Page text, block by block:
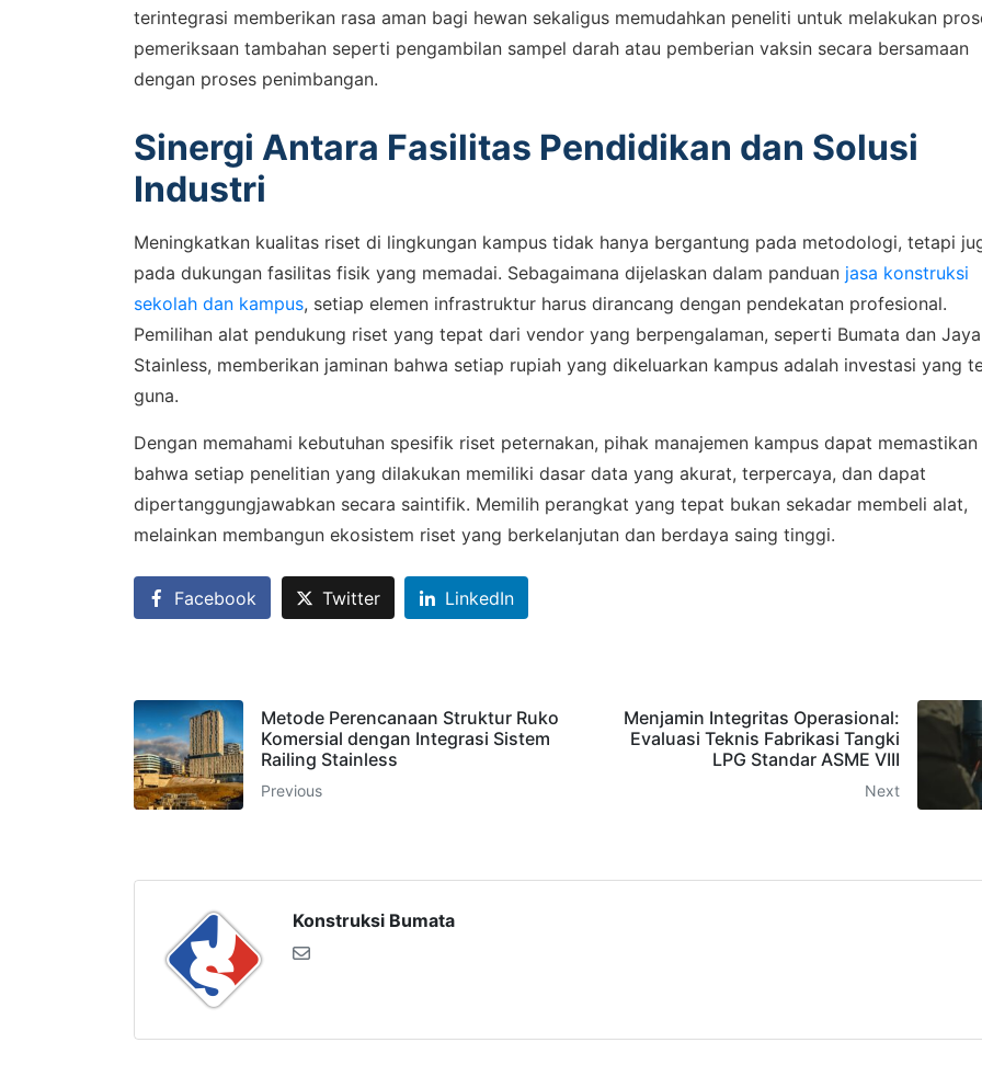
terintegrasi memberikan rasa aman bagi hewan sekaligus memudahkan peneliti untuk melakukan
pemeriksaan tambahan seperti pengambilan sampel darah atau pemberian vaksin secara bersamaan
dengan proses penimbangan.
Sinergi Antara Fasilitas Pendidikan dan Solusi
Industri
Meningkatkan kualitas riset di lingkungan kampus tidak hanya bergantung pada metodologi, tetapi
pada dukungan fasilitas fisik yang memadai. Sebagaimana dijelaskan dalam panduan jasa konstruksi
sekolah dan kampus, setiap elemen infrastruktur harus dirancang dengan pendekatan profesional.
Pemilihan alat pendukung riset yang tepat dari vendor yang berpengalaman, seperti Bumata dan Jaya
Stainless, memberikan jaminan bahwa setiap rupiah yang dikeluarkan kampus adalah investasi yang
guna.
Dengan memahami kebutuhan spesifik riset peternakan, pihak manajemen kampus dapat memastikan
bahwa setiap penelitian yang dilakukan memiliki dasar data yang akurat, terpercaya, dan dapat
dipertanggungjawabkan secara saintifik. Memilih perangkat yang tepat bukan sekadar membeli alat,
melainkan membangun ekosistem riset yang berkelanjutan dan berdaya saing tinggi.
Facebook Twitter LinkedIn
Metode Perencanaan Struktur Ruko
Komersial dengan Integrasi Sistem
Railing Stainless
Previous
Menjamin Integritas Operasional:
Evaluasi Teknis Fabrikasi Tangki
LPG Standar ASME VIII
Next
Konstruksi Bumata